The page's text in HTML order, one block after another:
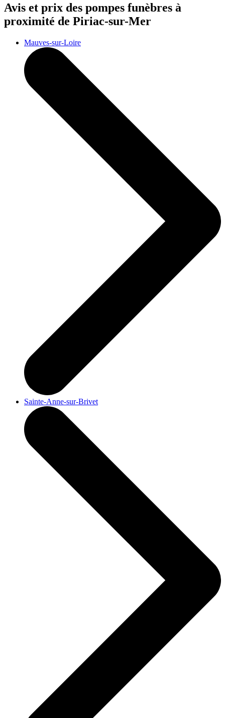
Avis et prix des pompes funèbres à
proximité de Piriac-sur-Mer
Mauves-sur-Loire
Sainte-Anne-sur-Brivet